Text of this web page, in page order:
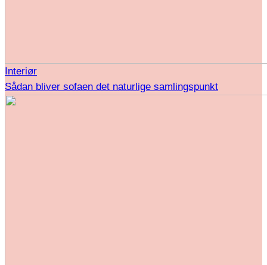
Interiør
Sådan bliver sofaen det naturlige samlingspunkt